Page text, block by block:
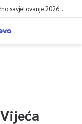
Denyel Ismir Kovač o programu Predbračno savjetovanje 2026 (video)